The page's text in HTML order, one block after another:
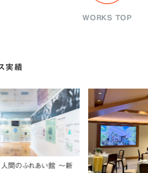
WORKS TOP
実績
間のふれあい館 ～新